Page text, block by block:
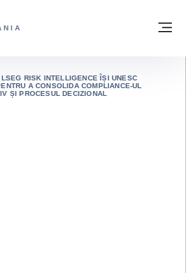
FOR TRADE - WEBSITE GRUP
LSEG RISK INTELLIGENCE ÎȘI UNESC
A CONSOLIDA COMPLIANCE-UL
ȘI PROCESUL DECIZIONAL